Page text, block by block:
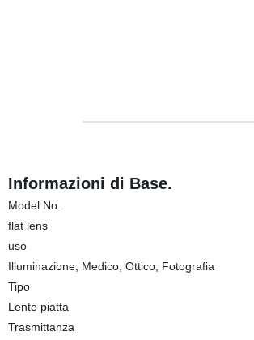
Informazioni di Base.
Model No.
flat lens
uso
Illuminazione, Medico, Ottico, Fotografia
Tipo
Lente piatta
Trasmittanza